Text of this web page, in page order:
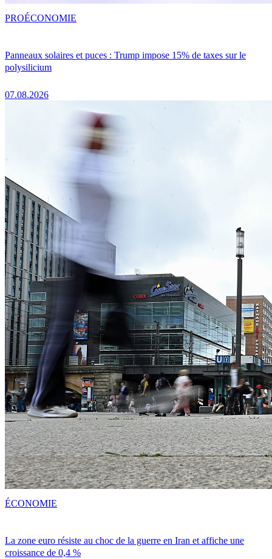
Panneaux solaires et puces : Trump impose 15% de taxes sur le
polysilicium
07.08.2026
PROÉCONOMIE
La zone euro résiste au choc de la guerre en Iran et affiche une
croissance de 0,4 %
ÉCONOMIE